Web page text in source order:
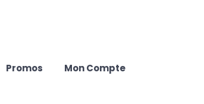
Promos Mon Compte